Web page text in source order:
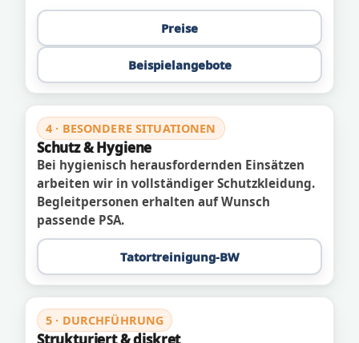
Preise
Beispielangebote
4 · BESONDERE SITUATIONEN
Schutz & Hygiene
Bei hygienisch herausfordernden Einsätzen
arbeiten wir in vollständiger Schutzkleidung.
Begleitpersonen erhalten auf Wunsch
passende PSA.
Tatortreinigung-BW
5 · DURCHFÜHRUNG